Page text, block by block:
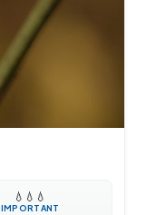
💧 💧 💧
IMPORTANT